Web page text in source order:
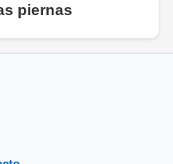
piernas